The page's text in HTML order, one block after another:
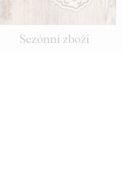
Sezónní zboží